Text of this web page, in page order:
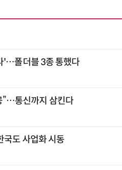
'…폴더블 3종 통했다
”…통신까지 삼킨다
도 사업화 시동